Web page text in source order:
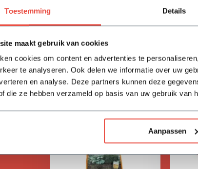
Toestemming Details
maakt gebruik van cookies
cookies om content en advertenties te
te analyseren. Ook delen we informatie over uw
en analyse. Deze partners kunnen deze
die ze hebben verzameld op basis van uw gebruik van
Aanpassen
review
dit product..